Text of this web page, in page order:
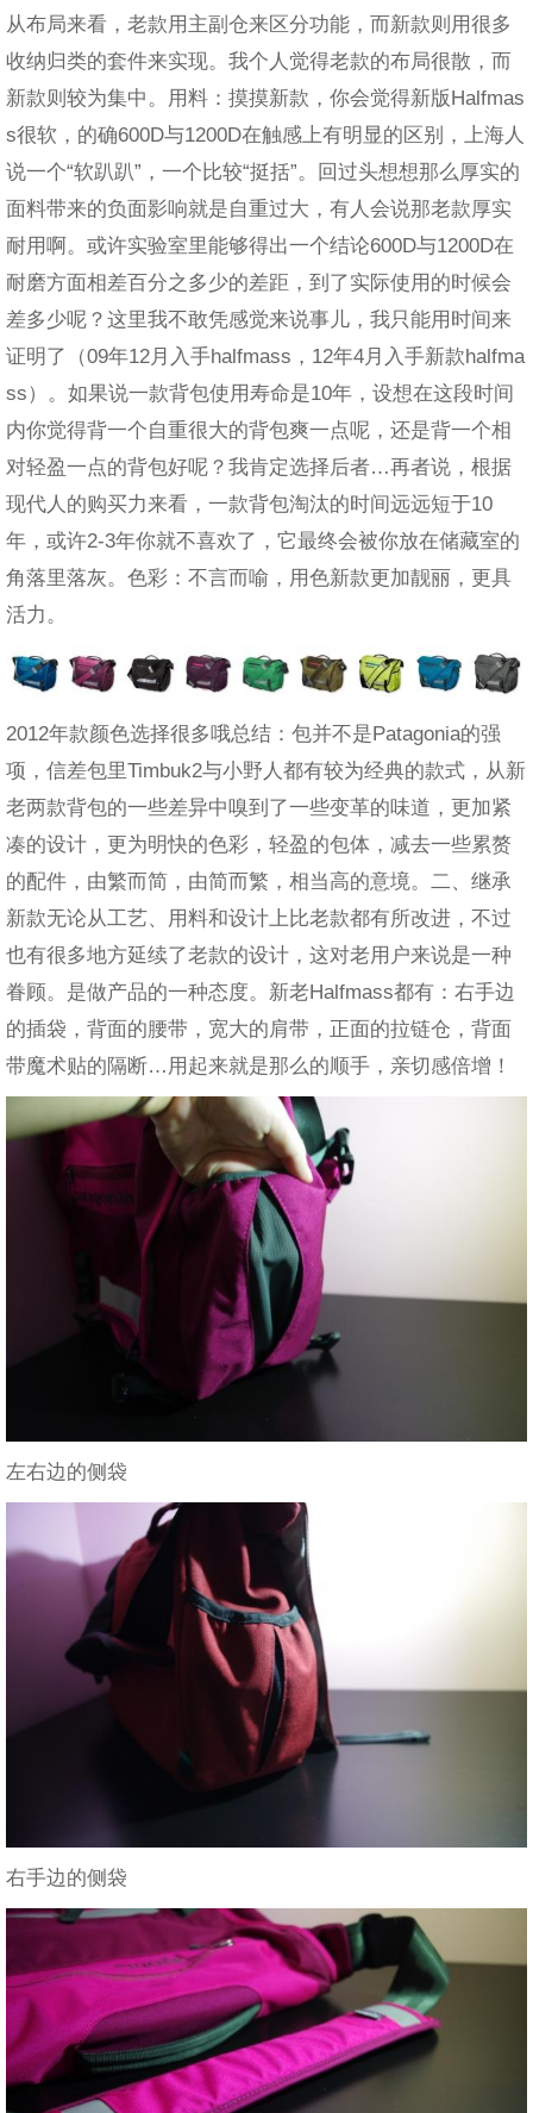
从布局来看，老款用主副仓来区分功能，而新款则用很多
收纳归类的套件来实现。我个人觉得老款的布局很散，而
新款则较为集中。用料：摸摸新款，你会觉得新版Halfmas
s很软，的确600D与1200D在触感上有明显的区别，上海人
说一个“软趴趴”，一个比较“挺括”。回过头想想那么厚实的
面料带来的负面影响就是自重过大，有人会说那老款厚实
耐用啊。或许实验室里能够得出一个结论600D与1200D在
耐磨方面相差百分之多少的差距，到了实际使用的时候会
差多少呢？这里我不敢凭感觉来说事儿，我只能用时间来
证明了（09年12月入手halfmass，12年4月入手新款halfma
ss）。如果说一款背包使用寿命是10年，设想在这段时间
内你觉得背一个自重很大的背包爽一点呢，还是背一个相
对轻盈一点的背包好呢？我肯定选择后者…再者说，根据
现代人的购买力来看，一款背包淘汰的时间远远短于10
年，或许2-3年你就不喜欢了，它最终会被你放在储藏室的
角落里落灰。色彩：不言而喻，用色新款更加靓丽，更具
活力。
2012年款颜色选择很多哦总结：包并不是Patagonia的强
项，信差包里Timbuk2与小野人都有较为经典的款式，从新
老两款背包的一些差异中嗅到了一些变革的味道，更加紧
凑的设计，更为明快的色彩，轻盈的包体，减去一些累赘
的配件，由繁而简，由简而繁，相当高的意境。二、继承
新款无论从工艺、用料和设计上比老款都有所改进，不过
也有很多地方延续了老款的设计，这对老用户来说是一种
眷顾。是做产品的一种态度。新老Halfmass都有：右手边
的插袋，背面的腰带，宽大的肩带，正面的拉链仓，背面
带魔术贴的隔断…用起来就是那么的顺手，亲切感倍增！
左右边的侧袋
右手边的侧袋